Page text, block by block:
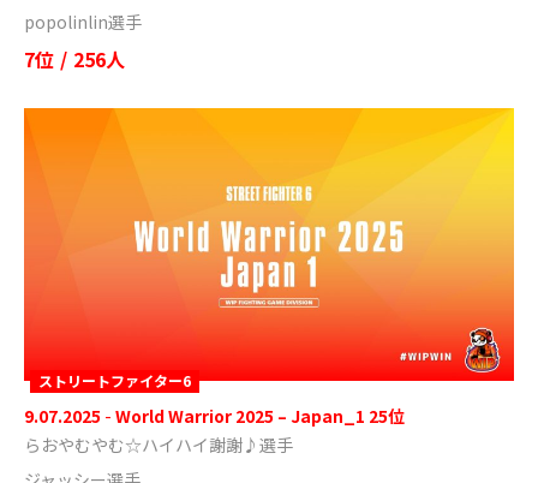
popolinlin選手
7位 / 256人
ストリートファイター6
9.07.2025 - World Warrior 2025 – Japan_1 25位
らおやむやむ☆ハイハイ謝謝♪選手